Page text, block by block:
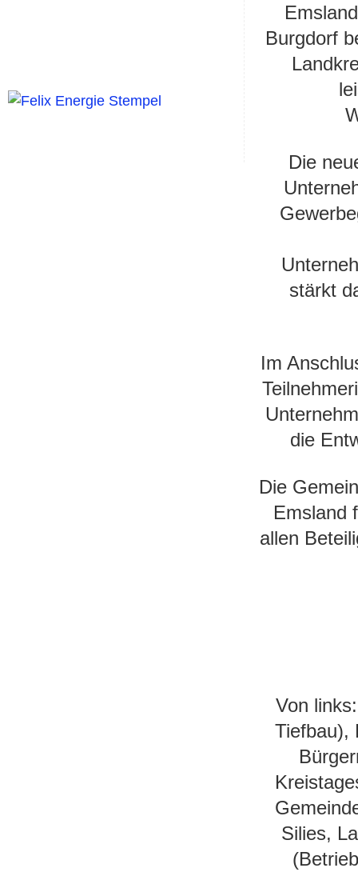
Burgdorf
Die
stärkt
Im
die
Die
Emsland
allen
Von
Tiefbau),
Silies,